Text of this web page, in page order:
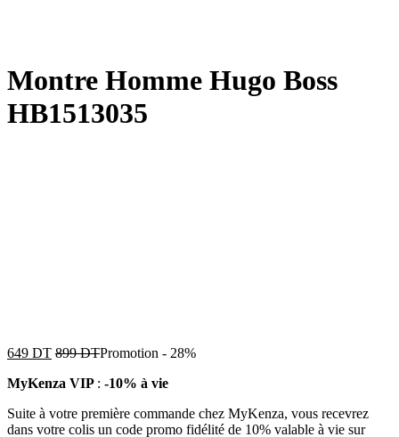
Montre Homme Hugo Boss
HB1513035
649 DT 899DTPromotion - 28%
MyKenza VIP : -10% à vie
Suite à votre première commande chez MyKenza, vous recevrez
dans votre colis un code promo fidélité de 10% valable à vie sur